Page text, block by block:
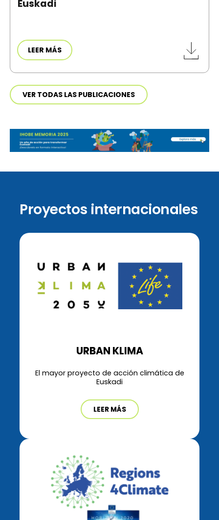
Euskadi
LEER MÁS
VER TODAS LAS PUBLICACIONES
Proyectos internacionales
URBAN KLIMA
El mayor proyecto de acción climática de
Euskadi
LEER MÁS